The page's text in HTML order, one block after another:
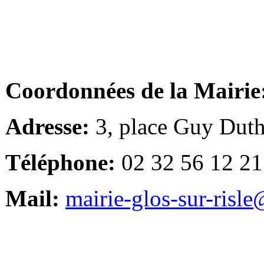
Coordonnées de la
Adresse: 3, place Guy
Téléphone: 02 32 56 12 21
Mail: mairie-glos-sur-